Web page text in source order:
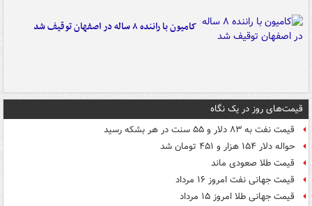
کامیون با راننده ۸ ساله در اصفهان توقیف شد
قیمت‌های روز در یک نگاه
قیمت نفت به ۸۳ دلار و ۵۵ سنت در هر بشکه رسید
حواله دلار ۱۵۴ هزار و ۴۵۱ تومان شد
قیمت طلا صعودی ماند
قیمت جهانی نفت امروز ۱۶ مرداد
قیمت جهانی طلا امروز ۱۵ مرداد